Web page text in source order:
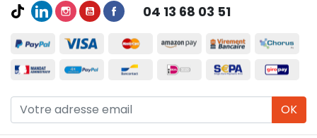
04 13 68 03 51
OK